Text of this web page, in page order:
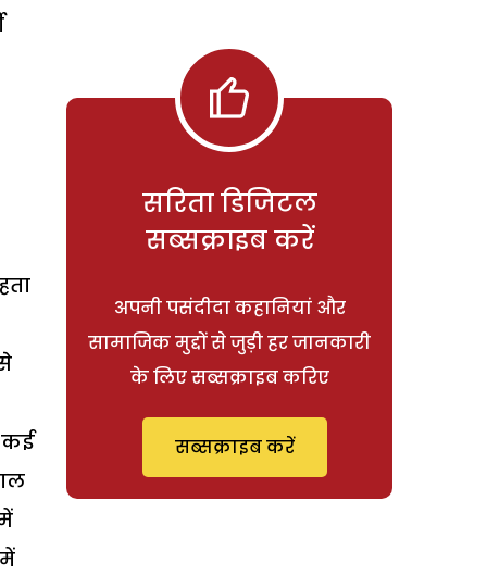
कई
सरिता डिजिटल
सब्सक्राइब करें
अपनी पसंदीदा कहानियां और
सामाजिक मुद्दों से जुड़ी हर जानकारी
के लिए सब्सक्राइब करिए
सब्सक्राइब करें